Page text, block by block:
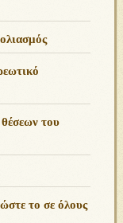
του
το σε όλους